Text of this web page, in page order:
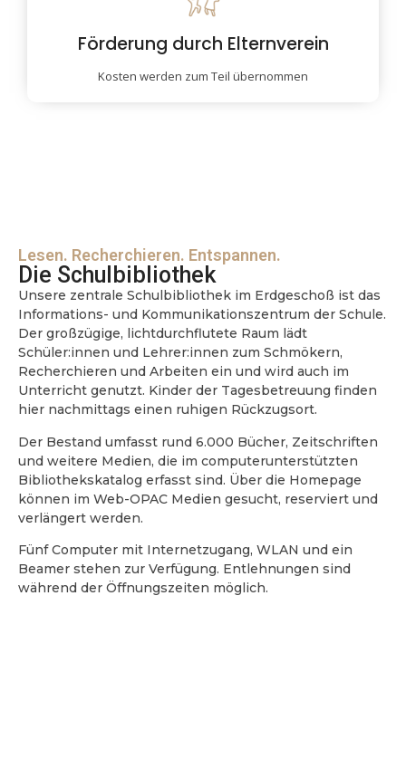
Förderung durch Elternverein
Kosten werden zum Teil übernommen
Lesen. Recherchieren. Entspannen.
Die Schulbibliothek
Unsere zentrale Schulbibliothek im Erdgeschoß ist das
Informations- und Kommunikationszentrum der Schule.
Der großzügige, lichtdurchflutete Raum lädt
Schüler:innen und Lehrer:innen zum Schmökern,
Recherchieren und Arbeiten ein und wird auch im
Unterricht genutzt. Kinder der Tagesbetreuung finden
hier nachmittags einen ruhigen Rückzugsort.
Der Bestand umfasst rund 6.000 Bücher, Zeitschriften
und weitere Medien, die im computerunterstützten
Bibliothekskatalog erfasst sind. Über die Homepage
können im Web-OPAC Medien gesucht, reserviert und
verlängert werden.
Fünf Computer mit Internetzugang, WLAN und ein
Beamer stehen zur Verfügung. Entlehnungen sind
während der Öffnungszeiten möglich.